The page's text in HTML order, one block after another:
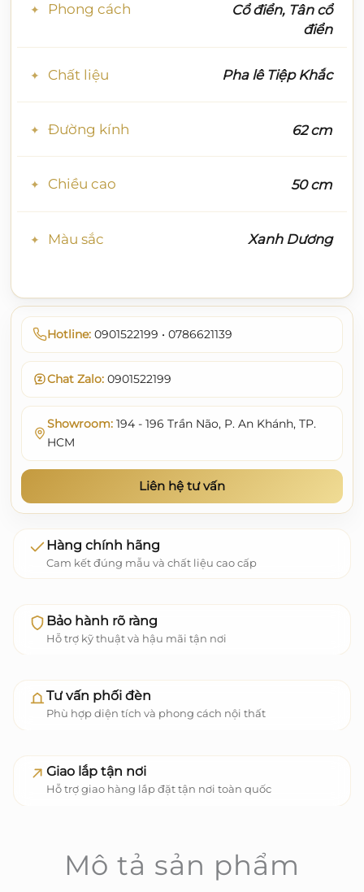
Phong cách
Cổ điển, Tân cổ
điển
Chất liệu Pha lê Tiệp Khắc
Đường kính 62 cm
Chiều cao 50 cm
Màu sắc Xanh Dương
Hotline: 0901522199 • 0786621139
Chat Zalo: 0901522199
Showroom: 194 - 196 Trần Não, P. An Khánh, TP.
HCM
Liên hệ tư vấn
Hàng chính hãng
Cam kết đúng mẫu và chất liệu cao cấp
Bảo hành rõ ràng
Hỗ trợ kỹ thuật và hậu mãi tận nơi
Tư vấn phối đèn
Phù hợp diện tích và phong cách nội thất
Giao lắp tận nơi
Hỗ trợ giao hàng lắp đặt tận nơi toàn quốc
Mô tả sản phẩm